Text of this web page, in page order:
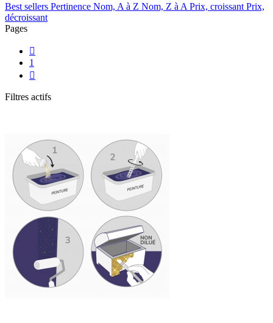
Best sellers Pertinence Nom, A à Z Nom, Z à A Prix, croissant Prix,
décroissant
Pages

1

Filtres actifs